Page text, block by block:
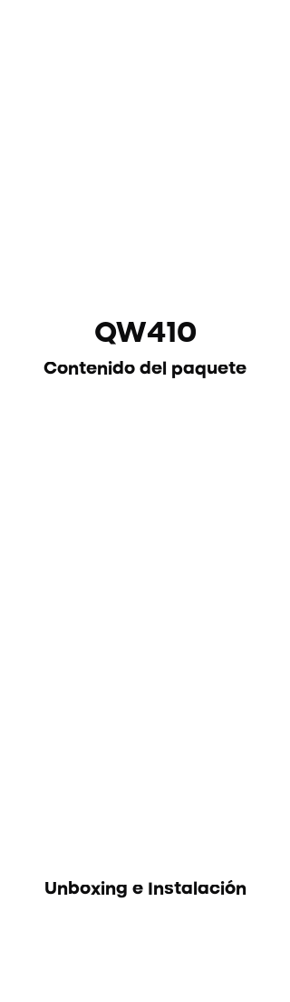
QW410
Contenido del paquete
Unboxing e Instalación